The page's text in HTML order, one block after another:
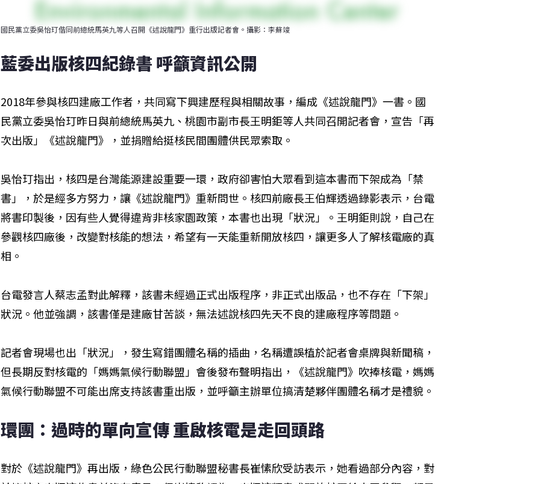
國民黨立委吳怡玎偕同前總統馬英九等人召開《述說龍門》重行出版記者會。攝影：李蘇竣
藍委出版核四紀錄書 呼籲資訊公開
2018年參與核四建廠工作者，共同寫下興建歷程與相關故事，編成《述說龍門》一書。國
民黨立委吳怡玎昨日與前總統馬英九、桃園市副市長王明鉅等人共同召開記者會，宣告「再
次出版」《述說龍門》，並捐贈給挺核民間團體供民眾索取。
吳怡玎指出，核四是台灣能源建設重要一環，政府卻害怕大眾看到這本書而下架成為「禁
書」，於是經多方努力，讓《述說龍門》重新問世。核四前廠長王伯輝透過錄影表示，台電
將書印製後，因有些人覺得違背非核家園政策，本書也出現「狀況」。王明鉅則說，自己在
參觀核四廠後，改變對核能的想法，希望有一天能重新開放核四，讓更多人了解核電廠的真
相。
台電發言人蔡志孟對此解釋，該書未經過正式出版程序，非正式出版品，也不存在「下架」
狀況。他並強調，該書僅是建廠甘苦談，無法述說核四先天不良的建廠程序等問題。
記者會現場也出「狀況」，發生寫錯團體名稱的插曲，名稱遭誤植於記者會桌牌與新聞稿，
但長期反對核電的「媽媽氣候行動聯盟」會後發布聲明指出，《述說龍門》吹捧核電，媽媽
氣候行動聯盟不可能出席支持該書重出版，並呼籲主辦單位搞清楚夥伴團體名稱才是禮貌。
環團：過時的單向宣傳 重啟核電是走回頭路
對於《述說龍門》再出版，綠色公民行動聯盟秘書長崔愫欣受訪表示，她看過部分內容，對